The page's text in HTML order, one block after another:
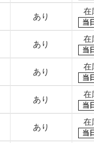
あり
在
当
あり
在
当
あり
在
当
あり
在
当
あり
在
当